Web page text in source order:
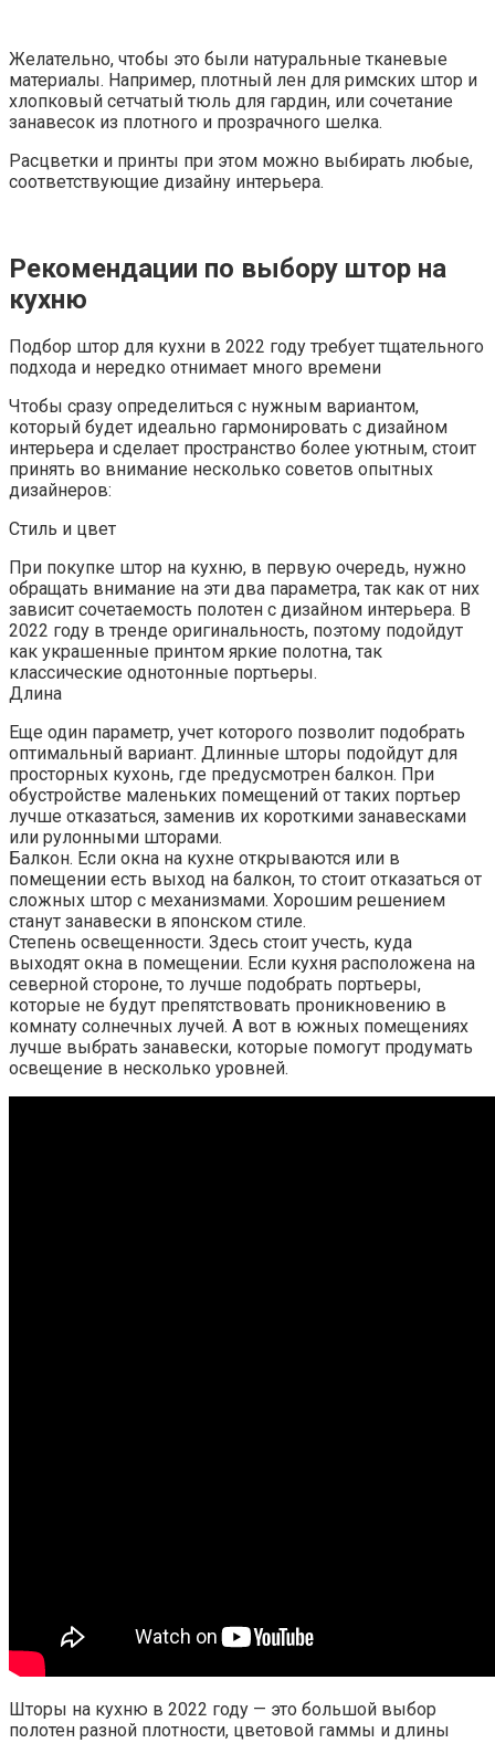
Желательно, чтобы это были натуральные тканевые
материалы. Например, плотный лен для римских штор и
хлопковый сетчатый тюль для гардин, или сочетание
занавесок из плотного и прозрачного шелка.
Расцветки и принты при этом можно выбирать любые,
соответствующие дизайну интерьера.
Рекомендации по выбору штор на
кухню
Подбор штор для кухни в 2022 году требует тщательного
подхода и нередко отнимает много времени
Чтобы сразу определиться с нужным вариантом,
который будет идеально гармонировать с дизайном
интерьера и сделает пространство более уютным, стоит
принять во внимание несколько советов опытных
дизайнеров:
Стиль и цвет
При покупке штор на кухню, в первую очередь, нужно
обращать внимание на эти два параметра, так как от них
зависит сочетаемость полотен с дизайном интерьера. В
2022 году в тренде оригинальность, поэтому подойдут
как украшенные принтом яркие полотна, так
классические однотонные портьеры.
Длина
Еще один параметр, учет которого позволит подобрать
оптимальный вариант. Длинные шторы подойдут для
просторных кухонь, где предусмотрен балкон. При
обустройстве маленьких помещений от таких портьер
лучше отказаться, заменив их короткими занавесками
или рулонными шторами.
Балкон. Если окна на кухне открываются или в
помещении есть выход на балкон, то стоит отказаться от
сложных штор с механизмами. Хорошим решением
станут занавески в японском стиле.
Степень освещенности. Здесь стоит учесть, куда
выходят окна в помещении. Если кухня расположена на
северной стороне, то лучше подобрать портьеры,
которые не будут препятствовать проникновению в
комнату солнечных лучей. А вот в южных помещениях
лучше выбрать занавески, которые помогут продумать
освещение в несколько уровней.
Шторы на кухню в 2022 году — это большой выбор
полотен разной плотности, цветовой гаммы и длины